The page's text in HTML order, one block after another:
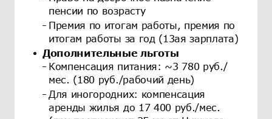
пенсии по возрасту
Премия по итогам работы, премия по
итогам работы за год (13ая зарплата)
Дополнительные льготы
Компенсация питания: ~3 780 руб./
мес. (180 руб./рабочий день)
Для иногородних: компенсация
аренды жилья до 17 400 руб./мес.